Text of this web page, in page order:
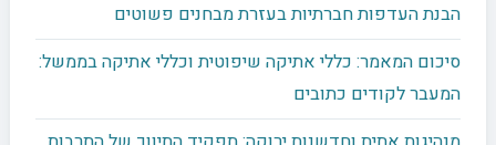
הבנת העדפות חברתיות בעזרת מבחנים פשוטים
סיכום המאמר: כללי אתיקה שיפוטית וכללי אתיקה בממשל:
המעבר לקודים כתובים